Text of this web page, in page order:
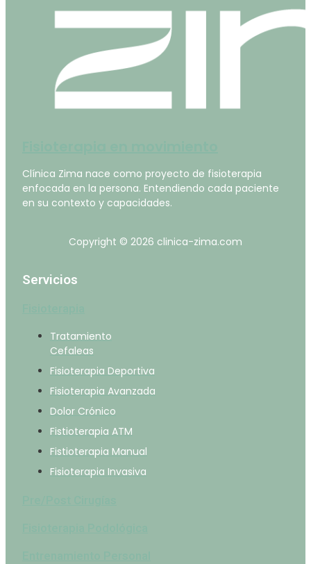
Clínica Zima nace como proyecto de fisioterapia
enfocada en la persona. Entendiendo cada paciente
en su contexto y capacidades.
Copyright © 2026 clinica-zima.com
Servicios
Tratamiento
Cefaleas
Fisioterapia Deportiva
Fisioterapia Avanzada
Dolor Crónico
Fistioterapia ATM
Fistioterapia Manual
Fisioterapia Invasiva